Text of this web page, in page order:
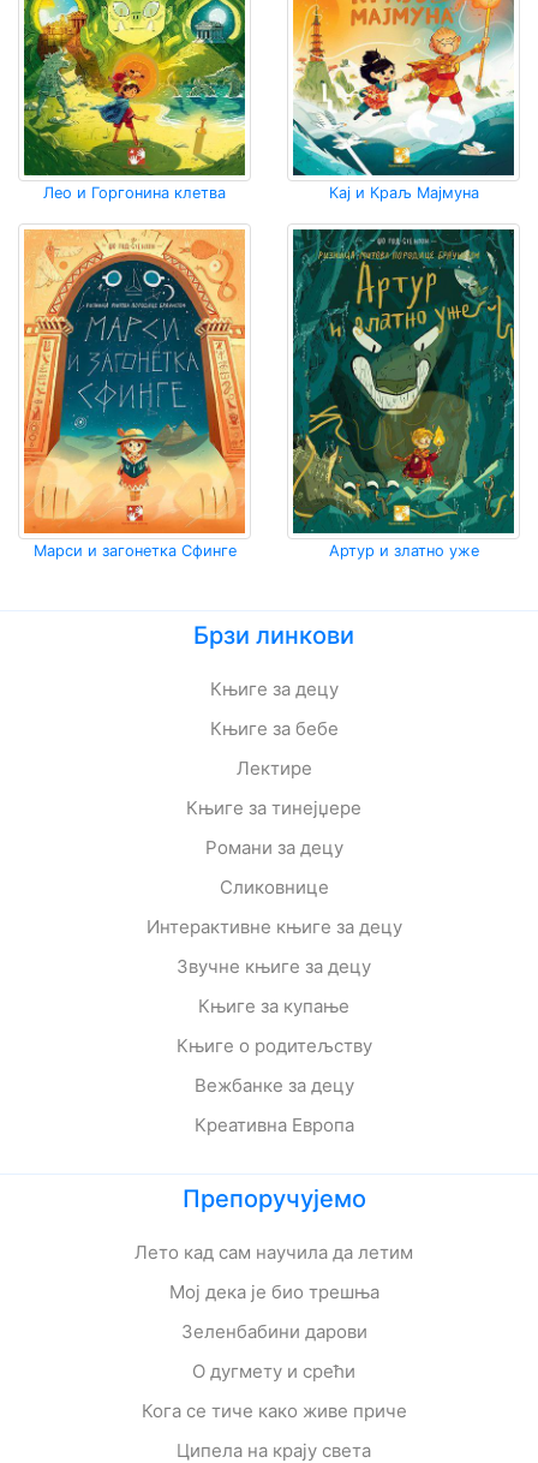
Лео и Горгонина клетва Кај и Краљ Мајмуна
Марси и загонетка Сфинге Артур и златнo уже
Брзи линкови
Књиге за децу
Књиге за бебе
Лектире
Књиге за тинејџере
Романи за децу
Сликовнице
Интерактивне књиге за децу
Звучне књиге за децу
Књиге за купање
Књиге о родитељству
Вежбанке за децу
Креативна Европа
Препоручујемо
Лето кад сам научила да летим
Мој дека је био трешња
Зеленбабини дарови
О дугмету и срећи
Кога се тиче како живе приче
Ципела на крају света